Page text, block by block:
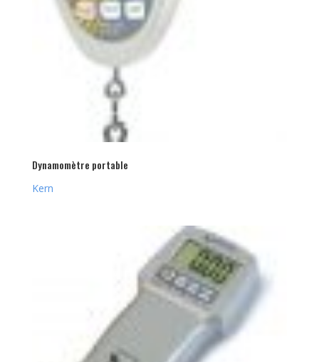
Dynamomètre portable
Kern